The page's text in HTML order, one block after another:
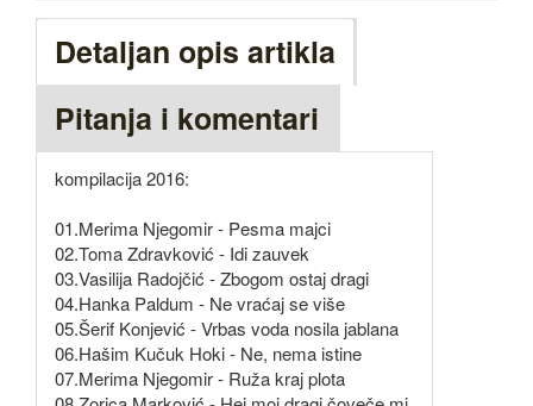
Detaljan opis artikla
Pitanja i komentari
kompilacija 2016:
01.Merima Njegomir - Pesma majci
02.Toma Zdravković - Idi zauvek
03.Vasilija Radojčić - Zbogom ostaj dragi
04.Hanka Paldum - Ne vraćaj se više
05.Šerif Konjević - Vrbas voda nosila jablana
06.Hašim Kučuk Hoki - Ne, nema istine
07.Merima Njegomir - Ruža kraj plota